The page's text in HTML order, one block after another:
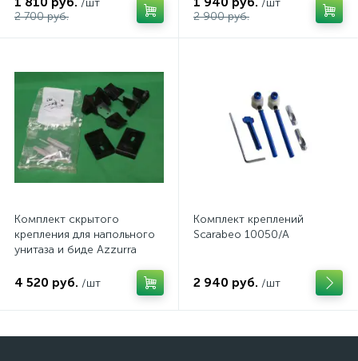
/шт
2 700 руб.
/шт
2 900 руб.
Комплект скрытого
крепления для напольного
унитаза и биде Azzurra
4 520 руб. /шт
Комплект креплений
Scarabeo 10050/A
2 940 руб. /шт